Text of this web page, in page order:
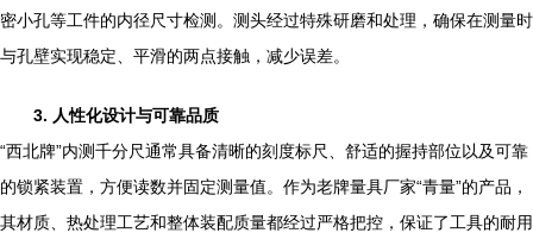
密小孔等工件的内径尺寸检测。测头经过特殊研磨和处理，确保在测量时
与孔壁实现稳定、平滑的两点接触，减少误差。
3. 人性化设计与可靠品质
“西北牌”内测千分尺通常具备清晰的刻度标尺、舒适的握持部位以及可靠
的锁紧装置，方便读数并固定测量值。作为老牌量具厂家“青量”的产品，
其材质、热处理工艺和整体装配质量都经过严格把控，保证了工具的耐用